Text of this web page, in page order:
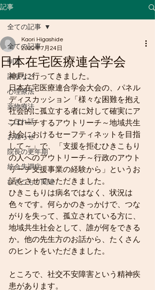
記事
全ての記事
制度
講演など
心理療法
薬物療法
こぼれ話
お知らせ
院長の更年期
統合失調症
ひきこもり関連
全ての記事
日本在宅医療連合学会
Kaori Higashide
2022年7月24日
神戸に行ってきました。
日本在宅医療連合学会大会の、パネル
ディスカッション「様々な困難を抱え
社会的に孤立する者に対して確実にア
プローチするアウトリーチ～地域共生
社会におけるセーフティネットを目指
して～」で、「支援を拒むひきこもり
の人へのアウトリーチ～行政のアウト
リーチ支援事業の経験から」というお
話をさせていただきました。
ひきこもりは病名ではなく、状況は
色々です。何らかのきっかけで、つな
がりを失って、孤立されている方に、
地域共生社会として、誰が何をできる
か。他の先生方のお話から、たくさん
のヒントをいただきました。
ところで、社交不安障害という精神疾
患があります。